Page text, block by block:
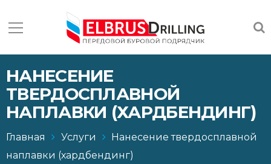
НАНЕСЕНИЕ
ТВЕРДОСПЛАВНОЙ
НАПЛАВКИ (ХАРДБЕНДИНГ)
Главная Услуги
Нанесение твердосплавной
наплавки (хардбендинг)